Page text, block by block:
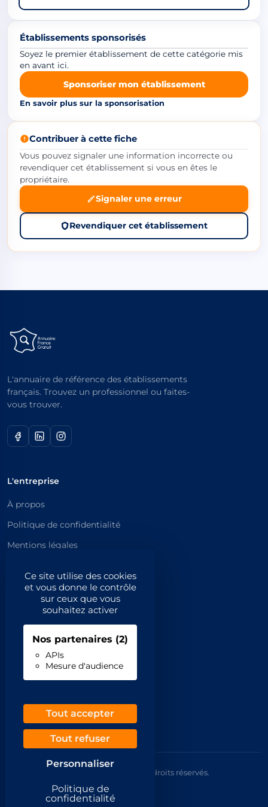
Ce site utilise des cookies
et vous donne le contrôle
sur ceux que vous
souhaitez activer
Nos partenaires (2)
APIs
Mesure d'audience
Tout accepter
Tout refuser
Personnaliser
Politique de
confidentialité
Établissements sponsorisés
Soyez le premier établissement de cette catégorie mis
en avant ici.
Sponsoriser mon établissement
En savoir plus sur la sponsorisation
Contribuer à cette fiche
Vous pouvez signaler une information incorrecte ou
revendiquer cet établissement si vous en êtes le
propriétaire.
Signaler une erreur
Revendiquer cet établissement
L'annuaire de référence des établissements
français. Trouvez un professionnel ou faites-
vous trouver.
L'entreprise
À propos
Politique de confidentialité
Mentions légales
Catégories principales
Catégories
Professionnels
Inscrivez-vous
Demande de retrait
© 2026 Annuaire France Gratuit. Tous droits réservés.
Mentions légales